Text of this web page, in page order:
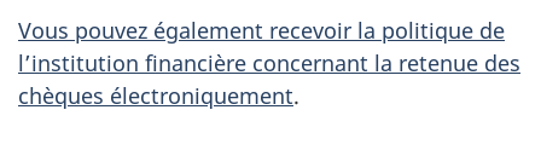
Vous pouvez également recevoir la politique de
l’institution financière concernant la retenue des
chèques électroniquement.